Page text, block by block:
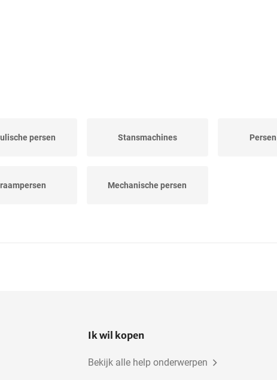
persen Stansmachines
Mechanische persen
Ik wil kopen
Bekijk alle help onderwerpen